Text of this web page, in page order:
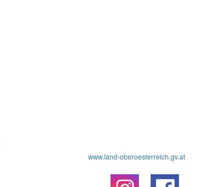
www.land-oberoesterreich.gv.at